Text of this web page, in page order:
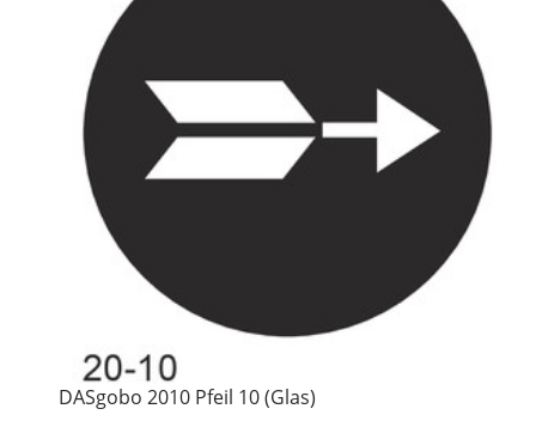
DASgobo 2010 Pfeil 10 (Glas)